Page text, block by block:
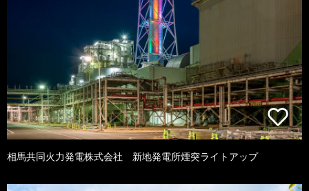
相馬共同火力発電株式会社 新地発電所煙突ライトアップ